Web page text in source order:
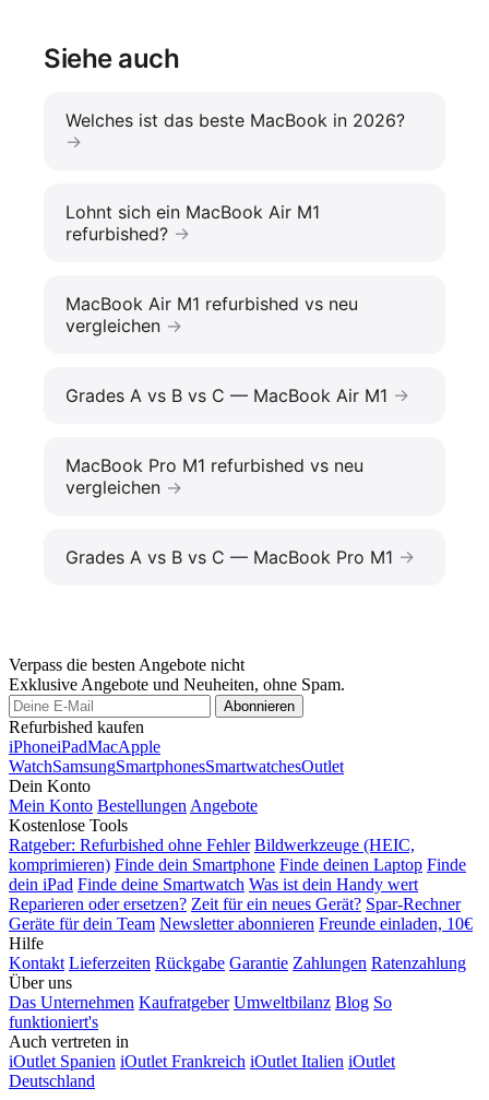
Siehe auch
Welches ist das beste MacBook in 2026?
Lohnt sich ein MacBook Air M1
refurbished?
MacBook Air M1 refurbished vs neu
vergleichen
Grades A vs B vs C — MacBook Air M1
MacBook Pro M1 refurbished vs neu
vergleichen
Grades A vs B vs C — MacBook Pro M1
Verpass die besten Angebote nicht
Exklusive Angebote und Neuheiten, ohne Spam.
Abonnieren
Refurbished kaufen
iPhoneiPadMacApple
WatchSamsungSmartphonesSmartwatchesOutlet
Dein Konto
Mein Konto Bestellungen Angebote
Kostenlose Tools
Ratgeber: Refurbished ohne Fehler Bildwerkzeuge (HEIC,
komprimieren) Finde dein Smartphone Finde deinen Laptop Finde
dein iPad Finde deine Smartwatch Was ist dein Handy wert
Reparieren oder ersetzen? Zeit für ein neues Gerät? Spar-Rechner
Geräte für dein Team Newsletter abonnieren Freunde einladen, 10€
Hilfe
Kontakt Lieferzeiten Rückgabe Garantie Zahlungen Ratenzahlung
Über uns
Das Unternehmen Kaufratgeber Umweltbilanz Blog So
funktioniert's
Auch vertreten in
iOutlet Spanien iOutlet Frankreich iOutlet Italien iOutlet
Deutschland